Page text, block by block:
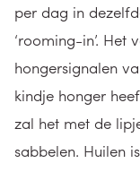
per dag in
‘rooming-in’.
hongersignalen
kindje honger
zal het met de
sabbelen. Huilen